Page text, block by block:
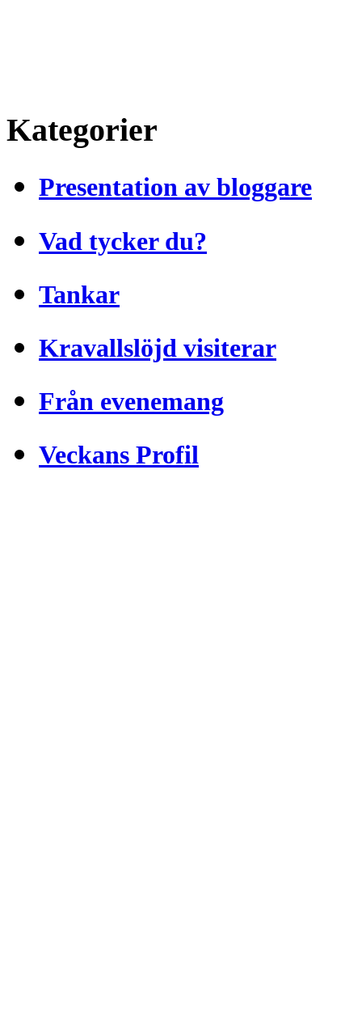
Kategorier
Presentation av bloggare
Vad tycker du?
Tankar
Kravallslöjd visiterar
Från evenemang
Veckans Profil